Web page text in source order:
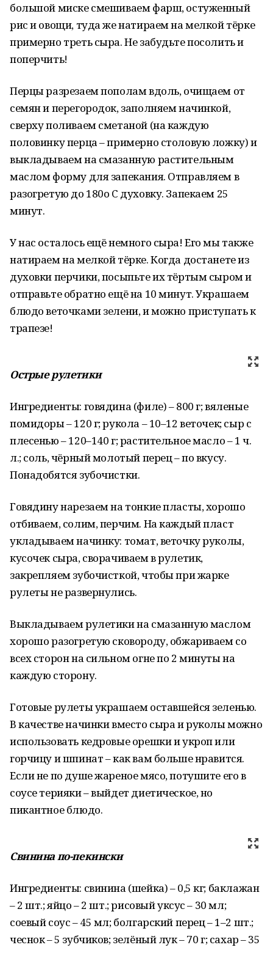
большой миске смешиваем фарш, остуженный
рис и овощи, туда же натираем на мелкой тёрке
примерно треть сыра. Не забудьте посолить и
поперчить!
Перцы разрезаем пополам вдоль, очищаем от
семян и перегородок, заполняем начинкой,
сверху поливаем сметаной (на каждую
половинку перца – примерно столовую ложку) и
выкладываем на смазанную растительным
маслом форму для запекания. Отправляем в
разогретую до 180o C духовку. Запекаем 25
минут.
У нас осталось ещё немного сыра! Его мы также
натираем на мелкой тёрке. Когда достанете из
духовки перчики, посыпьте их тёртым сыром и
отправьте обратно ещё на 10 минут. Украшаем
блюдо веточками зелени, и можно приступать к
трапезе!
Острые рулетики
Ингредиенты: говядина (филе) – 800 г; вяленые
помидоры – 120 г; рукола – 10–12 веточек; сыр с
плесенью – 120–140 г; растительное масло – 1 ч.
л.; соль, чёрный молотый перец – по вкусу.
Понадобятся зубочистки.
Говядину нарезаем на тонкие пласты, хорошо
отбиваем, солим, перчим. На каждый пласт
укладываем начинку: томат, веточку руколы,
кусочек сыра, сворачиваем в рулетик,
закрепляем зубочисткой, чтобы при жарке
рулеты не развернулись.
Выкладываем рулетики на смазанную маслом
хорошо разогретую сковороду, обжариваем со
всех сторон на сильном огне по 2 минуты на
каждую сторону.
Готовые рулеты украшаем оставшейся зеленью.
В качестве начинки вместо сыра и руколы можно
использовать кедровые орешки и укроп или
горчицу и шпинат – как вам больше нравится.
Если не по душе жареное мясо, потушите его в
соусе терияки – выйдет диетическое, но
пикантное блюдо.
Свинина по-пекински
Ингредиенты: свинина (шейка) – 0,5 кг; баклажан
– 2 шт.; яйцо – 2 шт.; рисовый уксус – 30 мл;
соевый соус – 45 мл; болгарский перец – 1–2 шт.;
чеснок – 5 зубчиков; зелёный лук – 70 г; сахар – 35